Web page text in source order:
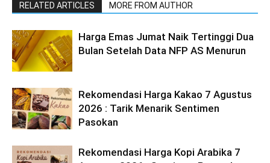
RELATED ARTICLES MORE FROM AUTHOR
Harga Emas Jumat Naik Tertinggi Dua
Bulan Setelah Data NFP AS Menurun
Rekomendasi Harga Kakao 7 Agustus
2026 : Tarik Menarik Sentimen
Pasokan
Rekomendasi Harga Kopi Arabika 7